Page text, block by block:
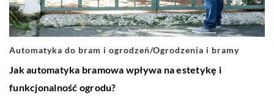
Automatyka do bram i ogrodzeń/Ogrodzenia i bramy
Jak automatyka bramowa wpływa na estetykę i
funkcjonalność ogrodu?